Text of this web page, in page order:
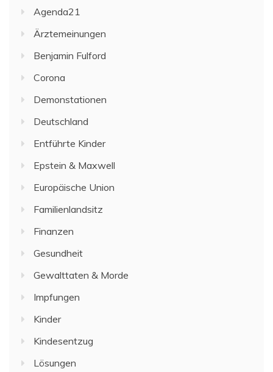
Agenda21
Ärztemeinungen
Benjamin Fulford
Corona
Demonstationen
Deutschland
Entführte Kinder
Epstein & Maxwell
Europäische Union
Familienlandsitz
Finanzen
Gesundheit
Gewalttaten & Morde
Impfungen
Kinder
Kindesentzug
Lösungen